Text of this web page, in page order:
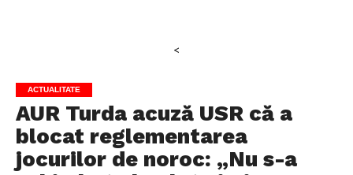
<
ACTUALITATE
AUR Turda acuză USR că a
blocat reglementarea
jocurilor de noroc: „Nu s-a